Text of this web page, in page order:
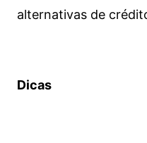
alternativas de
Dicas